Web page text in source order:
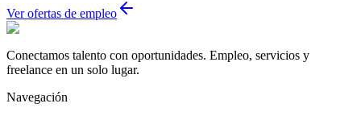
Ver ofertas de empleo
Conectamos talento con oportunidades. Empleo, servicios y
freelance en un solo lugar.
Navegación